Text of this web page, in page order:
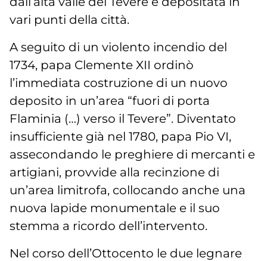
vari punti della città.
A seguito di un violento incendio del
1734, papa Clemente XII ordinò
l’immediata costruzione di un nuovo
deposito in un’area “fuori di porta
Flaminia (…) verso il Tevere”. Diventato
insufficiente già nel 1780, papa Pio VI,
assecondando le preghiere di mercanti e
artigiani, provvide alla recinzione di
un’area limitrofa, collocando anche una
nuova lapide monumentale e il suo
stemma a ricordo dell’intervento.
Nel corso dell’Ottocento le due legnare